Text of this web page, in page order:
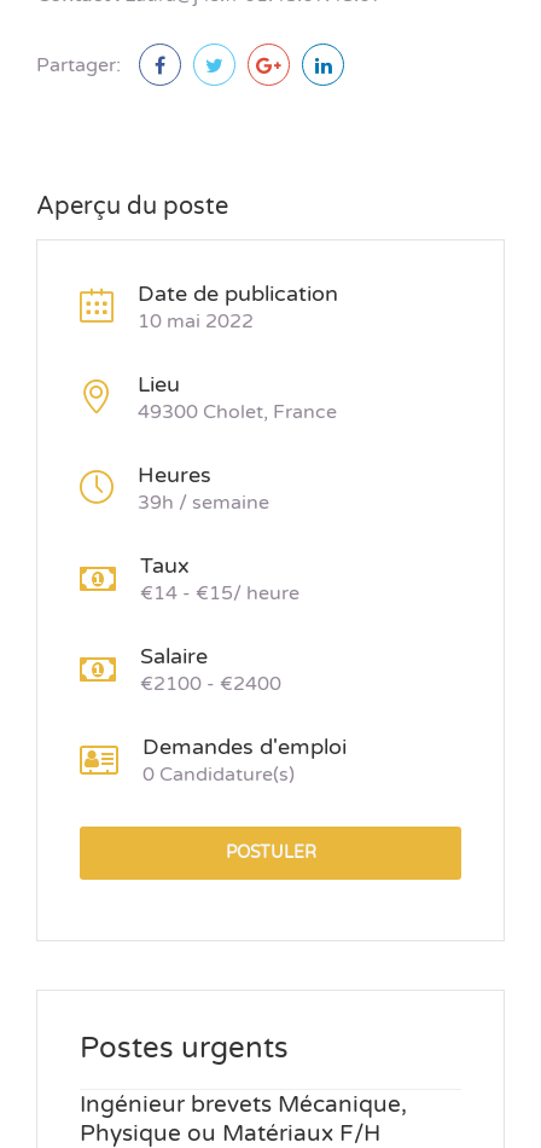
Partager:
Aperçu du poste
Date de publication
10 mai 2022
Lieu
49300 Cholet, France
Heures
39h / semaine
Taux
€14 - €15/ heure
Salaire
€2100 - €2400
Demandes d'emploi
0 Candidature(s)
POSTULER
Postes urgents
Ingénieur brevets Mécanique,
Physique ou Matériaux F/H